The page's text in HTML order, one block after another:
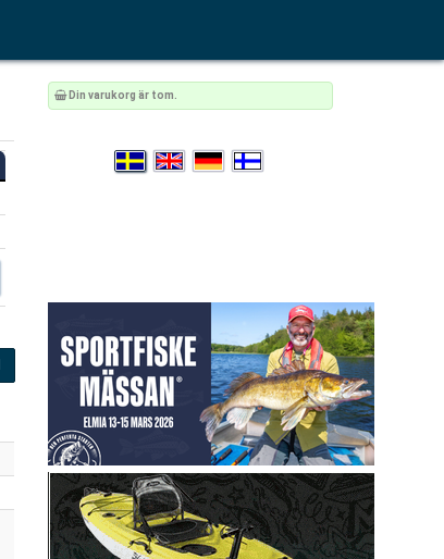
Din varukorg är tom.